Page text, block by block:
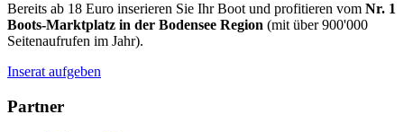
Bereits ab 18 Euro inserieren Sie Ihr Boot und profitieren vom Nr. 1
Boots-Marktplatz in der Bodensee Region (mit über 900'000
Seitenaufrufen im Jahr).
Inserat aufgeben
Partner